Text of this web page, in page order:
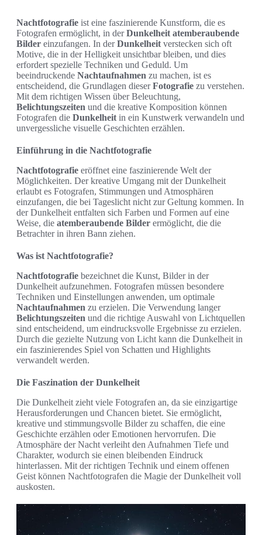
Nachtfotografie ist eine faszinierende Kunstform, die es
Fotografen ermöglicht, in derDunkelheit atemberaubende
Bilder einzufangen. In derDunkelheit verstecken sich oft
Motive, die in der Helligkeit unsichtbar bleiben, und dies
erfordert spezielle Techniken und Geduld. Um
beeindruckende Nachtaufnahmen zu machen, ist es
entscheidend, die Grundlagen dieserFotografie zu verstehen.
Mit dem richtigen Wissen über Beleuchtung,
Belichtungszeiten und die kreative Komposition können
Fotografen die Dunkelheit in ein Kunstwerk verwandeln und
unvergessliche visuelle Geschichten erzählen.
Einführung in die Nachtfotografie
Nachtfotografie eröffnet eine faszinierende Welt der
Möglichkeiten. Der kreative Umgang mit der Dunkelheit
erlaubt es Fotografen, Stimmungen und Atmosphären
einzufangen, die bei Tageslicht nicht zur Geltung kommen. In
der Dunkelheit entfalten sich Farben und Formen auf eine
Weise, die atemberaubende Bilder ermöglicht, die die
Betrachter in ihren Bann ziehen.
Was ist Nachtfotografie?
Nachtfotografie bezeichnet die Kunst, Bilder in der
Dunkelheit aufzunehmen. Fotografen müssen besondere
Techniken und Einstellungen anwenden, um optimale
Nachtaufnahmen zu erzielen. Die Verwendung langer
Belichtungszeiten und die richtige Auswahl von Lichtquellen
sind entscheidend, um eindrucksvolle Ergebnisse zu erzielen.
Durch die gezielte Nutzung von Licht kann die Dunkelheit in
ein faszinierendes Spiel von Schatten und Highlights
verwandelt werden.
Die Faszination der Dunkelheit
Die Dunkelheit zieht viele Fotografen an, da sie einzigartige
Herausforderungen und Chancen bietet. Sie ermöglicht,
kreative und stimmungsvolle Bilder zu schaffen, die eine
Geschichte erzählen oder Emotionen hervorrufen. Die
Atmosphäre der Nacht verleiht den Aufnahmen Tiefe und
Charakter, wodurch sie einen bleibenden Eindruck
hinterlassen. Mit der richtigen Technik und einem offenen
Geist können Nachtfotografen die Magie der Dunkelheit voll
auskosten.